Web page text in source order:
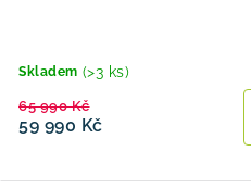
Skladem (>3 ks)
59 990 Kč
65 990 Kč